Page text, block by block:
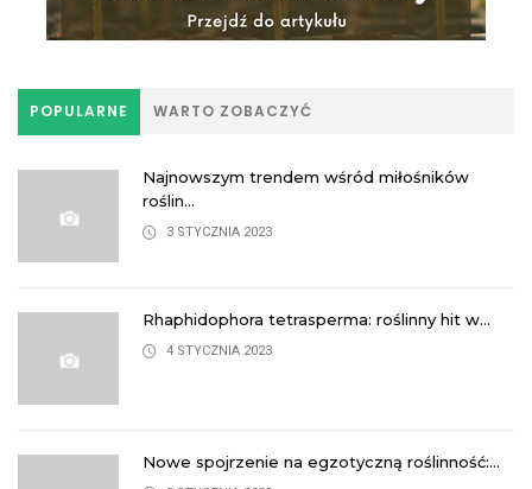
POPULARNE WARTO ZOBACZYĆ
Najnowszym trendem wśród miłośników
roślin...
3 STYCZNIA 2023
Rhaphidophora tetrasperma: roślinny hit w...
4 STYCZNIA 2023
Nowe spojrzenie na egzotyczną roślinność:...